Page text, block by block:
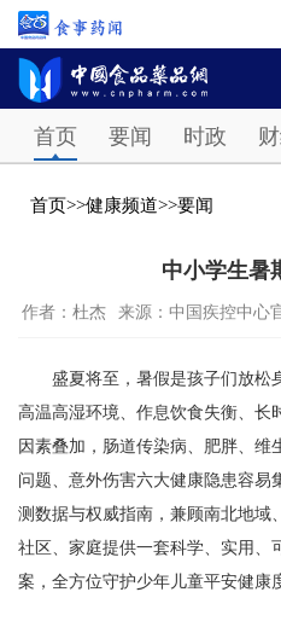
首页 要闻 时政
首页>>健康频道>>要闻
中小学生暑
作者：杜杰 来源：中国疾控中心
盛夏将至，暑假是孩子们放松
高温高湿环境、作息饮食失衡、长
因素叠加，肠道传染病、肥胖、
问题、意外伤害六大健康隐患容易
测数据与权威指南，兼顾南北地域
社区、家庭提供一套科学、实用、
案，全方位守护少年儿童平安健康